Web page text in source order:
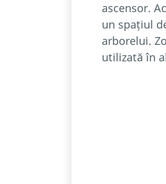
ascensor.
un spațiul
arborelui.
utilizată în